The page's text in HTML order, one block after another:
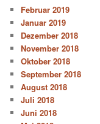
Februar 2019
Januar 2019
Dezember 2018
November 2018
Oktober 2018
September 2018
August 2018
Juli 2018
Juni 2018